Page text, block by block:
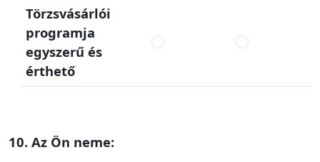
Törzsvásárlói
programja
egyszerű és
érthető
10. Az Ön neme: